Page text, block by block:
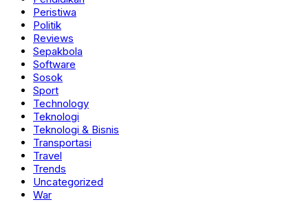
Peristiwa
Politik
Reviews
Sepakbola
Software
Sosok
Sport
Technology
Teknologi
Teknologi & Bisnis
Transportasi
Travel
Trends
Uncategorized
War